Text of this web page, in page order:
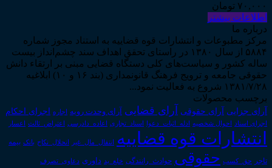
۷۰,۰۰۰ تومان
اطلاعات بیشتر
درباره ما
مرکز مطبوعات و انتشارات قوه قضاییه به استناد مجوز شماره
۵۸۸۴ از سال ۱۳۸۰ در راستای تحقق اهداف سند چشم‌انداز بیست
ساله کشور و سیاست‌های کلی دستگاه قضایی مبنی بر ارتقاء دانش
حقوقی جامعه و ترویج فرهنگ قانونمداری (بند ۱۶ و ۱۰) ابلاغیه
۱۳۸۱/۷/۲۸ شروع به فعالیت نمود...
برچسب محصولات
آرای جزایی آرای حقوقی آرای قضایی آرای وحدت رویه اجاره اجرای احکام
اجرای اسناد احوال شخصیه ادله_اثبات_دعوا اسناد_تجاری اعاده_دادرسی اعتراض_ثالث اعسار
انتشارات قوه قضاییه انتقال_مال_غیر انحلال_نکاح بانک بیمه
تاجر حق_کسب حقوقی حوادث_رانندگی خلع_ید داوری دعاوی_تصرف